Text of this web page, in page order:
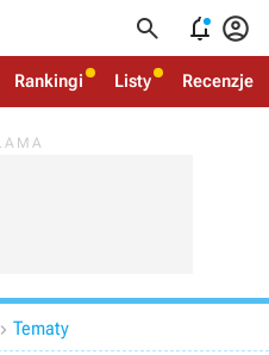
  
Rankingi Listy Recenzje
 Tematy